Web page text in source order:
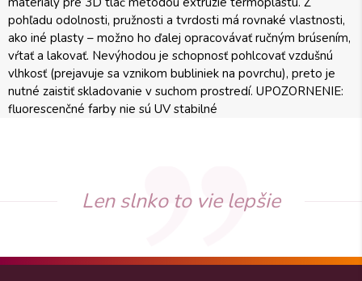
pohľadu odolnosti, pružnosti a tvrdosti má rovnaké vlastnosti,
ako iné plasty – možno ho ďalej opracovávať ručným brúsením,
vŕtať a lakovať. Nevýhodou je schopnosť pohlcovať vzdušnú
vlhkosť (prejavuje sa vznikom bubliniek na povrchu), preto je
nutné zaistiť skladovanie v suchom prostredí. UPOZORNENIE:
fluorescenčné farby nie sú UV stabilné
Len slnko to vie lepšie